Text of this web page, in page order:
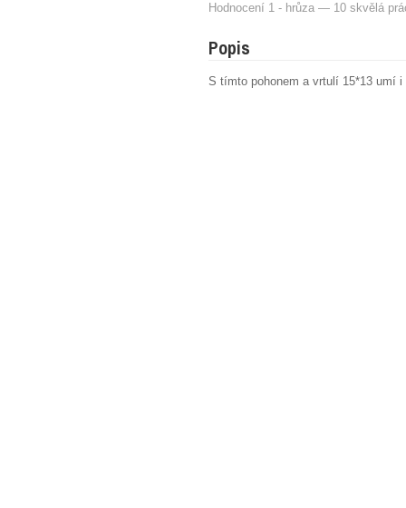
Hodnocení 1 - hrůza — 10 skvělá
Popis
S tímto pohonem a vrtulí 15*13 umí